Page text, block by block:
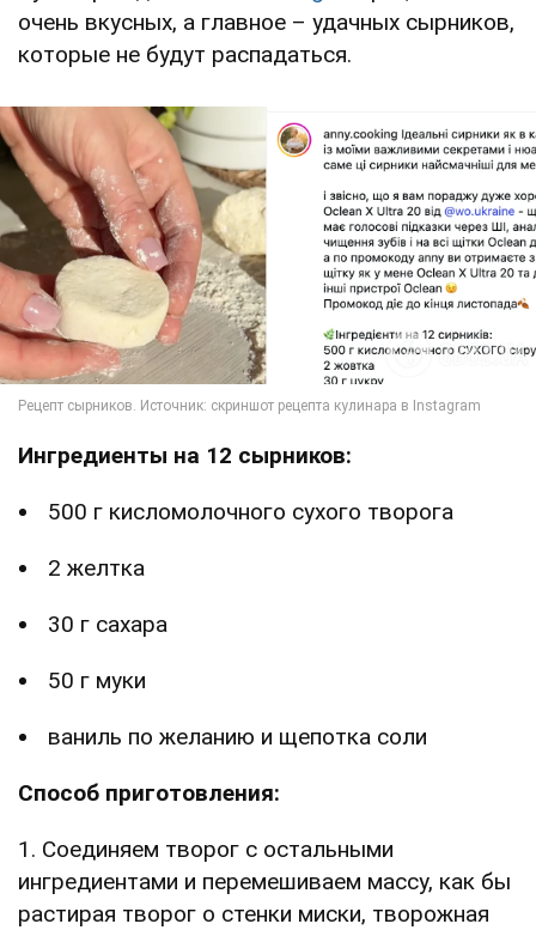
очень вкусных, а главное – удачных сырников,
которые не будут распадаться.
Ингредиенты на 12 сырников:
500 г кисломолочного сухого творога
2 желтка
30 г сахара
50 г муки
ваниль по желанию и щепотка соли
Способ приготовления:
1. Соединяем творог с остальными
ингредиентами и перемешиваем массу, как бы
растирая творог о стенки миски, творожная